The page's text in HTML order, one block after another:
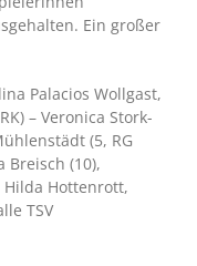
Ein großer
Palacios Wollgast,
– Veronica Stork-
(5, RG
Breisch (10),
Hilda Hottenrott,
TSV